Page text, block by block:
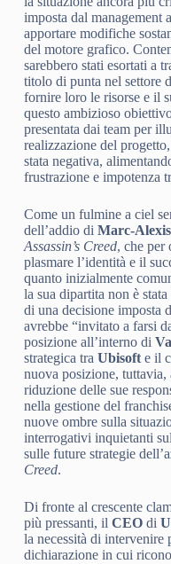
imposta dal management
apportare modifiche
del motore grafico.
sarebbero stati esortati a
titolo di punta nel settore
fornire loro le risorse e il
questo ambizioso
presentata dai team per
realizzazione del
stata negativa,
frustrazione e impotenza
Come un fulmine a ciel
dell’addio di Marc-
Assassin’s Creed, che per
plasmare l’identità e il
quanto inizialmente
la sua dipartita non è
di una decisione imposta
avrebbe “invitato a farsi
posizione all’interno di
strategica tra Ubisofte il
nuova posizione, tuttavia,
riduzione delle sue
nella gestione del
nuove ombre sulla
interrogativi inquietanti
sulle future strategie
Creed.
Di fronte al crescente
più pressanti, il CEOdi
la necessità di intervenire
dichiarazione in cui